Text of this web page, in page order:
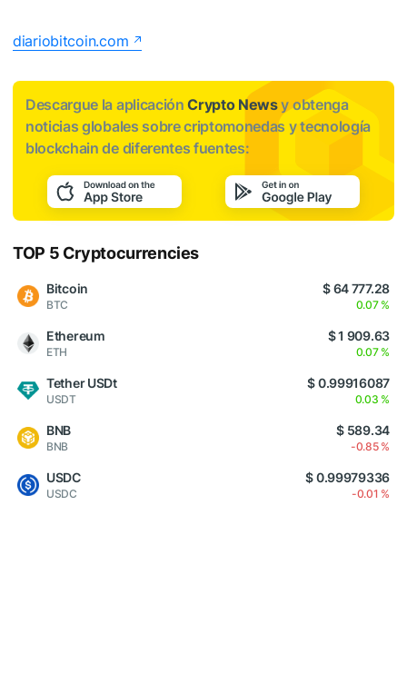
diariobitcoin.com
Descargue la aplicaciónCrypto Newsy obtenga
noticias globales sobre criptomonedas y tecnología
blockchain de diferentes fuentes:
TOP 5 Cryptocurrencies
Bitcoin
BTC
$ 64 777.28
0.07 %
Ethereum
ETH
$ 1 909.63
0.07 %
Tether USDt
USDT
$ 0.99916087
0.03 %
BNB
BNB
$ 589.34
-0.85 %
USDC
USDC
$ 0.99979336
-0.01 %